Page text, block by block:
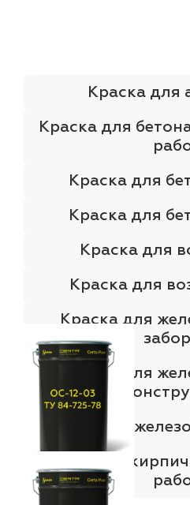
Краска для
Краска для
Краска для
Краска для
Краска для
Краска для
Краска для
Краска для
Краска для
Краска для